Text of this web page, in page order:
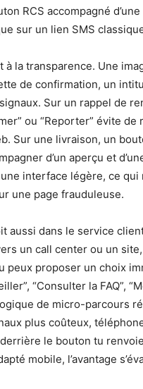
RCS accompagné d’une
sur un lien SMS
à la transparence. Une
de confirmation, un
Sur un rappel de
ou “Reporter” évite de
Sur une livraison, un
d’un aperçu et
interface légère, ce qui
une page frauduleuse.
aussi dans le service
un call center ou un
peux proposer un choix
“Consulter la FAQ”,
de micro-parcours
plus coûteux,
le bouton tu
mobile, l’avantage